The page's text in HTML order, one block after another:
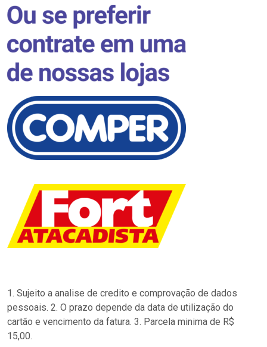
1. Sujeito a analise de credito e comprovação de dados
pessoais. 2. O prazo depende da data de utilização do
cartão e vencimento da fatura. 3. Parcela minima de R$
15,00.